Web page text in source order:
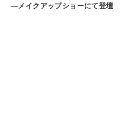
―メイクアップショーにて登壇